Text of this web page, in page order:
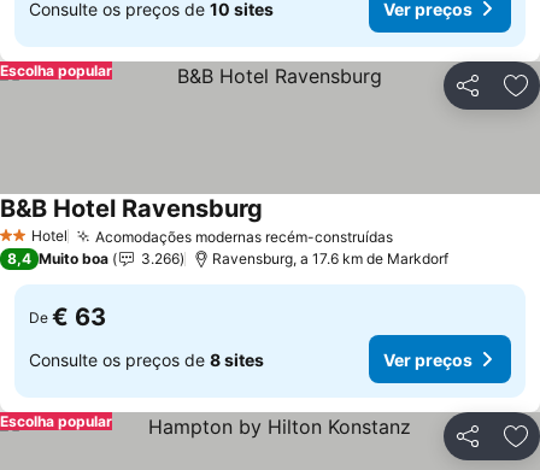
Consulte os preços de 10 sites Ver preços
Partilhar
Escolha popular
2 Estrelas
Hotel Acomodações modernas recém-construídas
B&B Hotel Ravensburg
8,4 Muito boa 3.266 Ravensburg, a 17.6 km de Markdorf
De € 63
Consulte os preços de 8 sites Ver preços
Partilhar
Escolha popular